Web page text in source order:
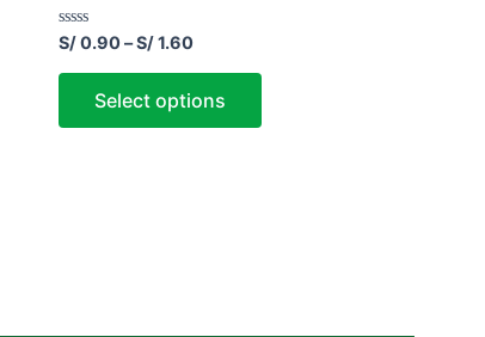
Rated
0
out
S/0.90–S/1.60
Select options